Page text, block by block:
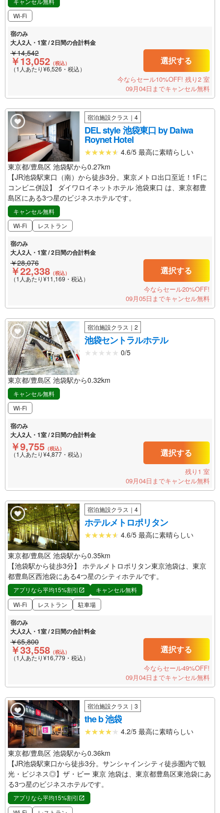
Wi-Fi
宿のみ
大人2人・1室 / 2日間の合計料金
￥14,542
￥13,052 （税込）
（1人あたり¥6,526・税込）
選択する
今ならセール10%OFF! 残り2 室
09月04日までキャンセル無料
宿泊施設クラス｜4
DEL style 池袋東口 by Daiwa
Roynet Hotel
4.6/5 最高に素晴らしい
東京都/豊島区 池袋駅から0.27km
【JR池袋駅東口（南）から徒歩3分。東京メトロ出口至近！1Fに
コンビニ併設】 ダイワロイネットホテル 池袋東口 は、東京都豊
島区にある3つ星のビジネスホテルです。
キャンセル無料
Wi-Fi
レストラン
宿のみ
大人2人・1室 / 2日間の合計料金
￥28,076
￥22,338 （税込）
（1人あたり¥11,169・税込）
選択する
今ならセール20%OFF!
09月05日までキャンセル無料
宿泊施設クラス｜2
池袋セントラルホテル
0/5
東京都/豊島区 池袋駅から0.32km
キャンセル無料
Wi-Fi
宿のみ
大人2人・1室 / 2日間の合計料金
￥9,755 （税込）
（1人あたり¥4,877・税込） 選択する
残り1 室
09月04日までキャンセル無料
宿泊施設クラス｜4
ホテルメトロポリタン
4.6/5 最高に素晴らしい
東京都/豊島区 池袋駅から0.35km
【池袋駅から徒歩3分】 ホテルメトロポリタン東京池袋は、東京
都豊島区西池袋にある4つ星のシティホテルです。
アプリなら平均15%割引
キャンセル無料
Wi-Fi
レストラン 駐車場
宿のみ
大人2人・1室 / 2日間の合計料金
￥65,800
￥33,558 （税込）
（1人あたり¥16,779・税込）
選択する
今ならセール49%OFF!
09月04日までキャンセル無料
宿泊施設クラス｜3
the b 池袋
4.2/5 最高に素晴らしい
東京都/豊島区 池袋駅から0.36km
【JR池袋駅東口から徒歩3分。サンシャインシティ徒歩圏内で観
光・ビジネス◎】ザ・ビー 東京 池袋は、東京都豊島区東池袋にあ
る3つ星のビジネスホテルです。
アプリなら平均15%割引